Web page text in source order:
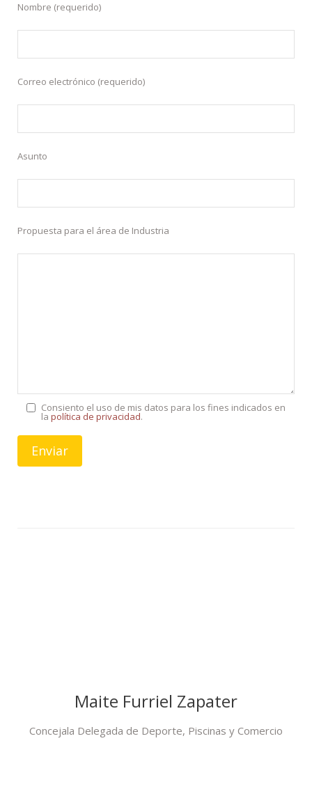
Nombre (requerido)
Correo electrónico (requerido)
Asunto
Propuesta para el área de Industria
Consiento el uso de mis datos para los fines indicados en
la política de privacidad.
Maite Furriel Zapater
Concejala Delegada de Deporte, Piscinas y Comercio